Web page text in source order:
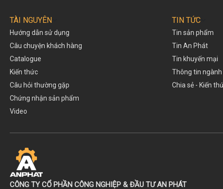
TÀI NGUYÊN
Hướng dẫn sử dụng
Câu chuyện khách hàng
Catalogue
Kiến thức
Câu hỏi thường gặp
Chứng nhận sản phẩm
Video
TIN TỨC
Tin sản phẩm
Tin An Phát
Tin khuyến mại
Thông tin ngành
Chia sẻ - Kiến
CÔNG TY CỔ PHẦN CÔNG NGHIỆP & ĐẦU TƯ AN PHÁT